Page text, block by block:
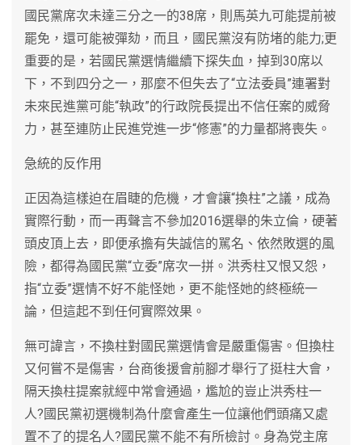
國民黨席次未達三分之一的38席，則馬英九可能提前被
罷免，還可能被彈劾，而且，國民黨沒有防堵的能力;更
重要的是，若國民黨選情繼續下探失血，掉到30席以
下，不到四分之一，那麼不但失去了“立法委員”連署對
未來民進黨可能“執政”的行政院長提出不信任案的威脅
力，甚至連防止民進党進一步“修憲”的力量都將喪失。
急統的反作用
正因為這樣迫在眉睫的危機，才會讓“換柱”之議，成為
實際行動，而一再聲言不參加2016選舉的朱立倫，硬著
頭皮頂上去，即便承擔有失誠信的駡名、依然敗選的風
險，都得為國民黨“立委”席次一拼。洪秀柱又恨又怨，
指“立委”選情不好不能怪她，更不能怪她的終極統一
論，但這起不到任何實際效果。
無可諱言，不換柱對國民黨選情會是嚴重傷害。但換柱
又何嘗不是傷害，台商後援會前腳才舉行了挺柱大會，
隔天換柱提案就經中常會通過，尷尬的豈止洪秀柱一
人?國民黨初選機制為什麼會產生一位讓他們頭痛又處
置不了的提名人?國民黨不能不有所檢討。身為党主席